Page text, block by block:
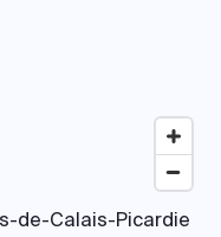
de-Calais-Picardie